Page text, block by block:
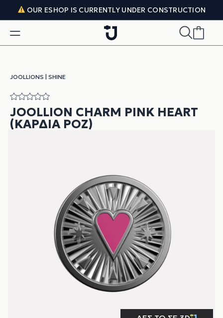
Skip to content
OUR ESHOP IS CURRENTLY UNDER CONSTRUCTION
JOOLLIONS SHINE
JOOLLION CHARM PINK HEART
(ΚΑΡΔΙΆ ΡΟΖ)